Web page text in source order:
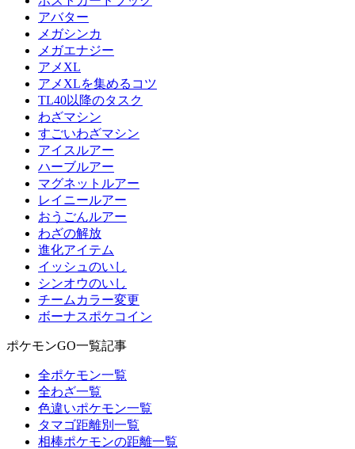
アバター
メガシンカ
メガエナジー
アメXL
アメXLを集めるコツ
TL40以降のタスク
わざマシン
すごいわざマシン
アイスルアー
ハーブルアー
マグネットルアー
レイニールアー
おうごんルアー
わざの解放
進化アイテム
イッシュのいし
シンオウのいし
チームカラー変更
ボーナスポケコイン
ポケモンGO一覧記事
全ポケモン一覧
全わざ一覧
色違いポケモン一覧
タマゴ距離別一覧
相棒ポケモンの距離一覧